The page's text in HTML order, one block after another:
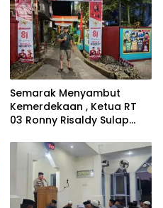
Semarak Menyambut
Kemerdekaan , Ketua RT
03 Ronny Risaldy Sulap